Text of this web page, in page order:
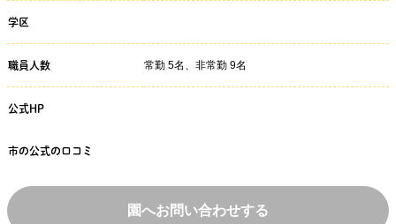
学区
職員人数 常勤 5名、非常勤 9名
公式HP
市の公式の口コミ
園へお問い合わせする